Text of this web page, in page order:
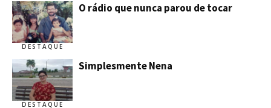
DESTAQUE
O rádio que nunca parou de tocar
DESTAQUE
Simplesmente Nena